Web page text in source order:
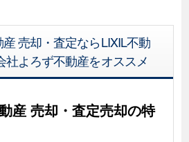
売却・査定ならLIXIL不動
社よろず不動産をオススメ
産 売却・査定売却の特